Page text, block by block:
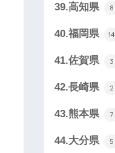
39.高知県 8
40.福岡県 14
41.佐賀県 3
42.長崎県 2
43.熊本県 7
44.大分県 5